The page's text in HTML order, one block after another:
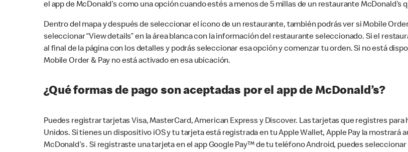
el app de McDonald’s como una opción cuando estés a menos de 5 millas de un restaurante McDonald’s
Dentro del mapa y después de seleccionar el ícono de un restaurante, también podrás ver si Mobile
seleccionar “View details” en la área blanca con la información del restaurante seleccionado. Si el
al final de la página con los detalles y podrás seleccionar esa opción y comenzar tu orden. Si no está
Mobile Order & Pay no está activado en esa ubicación.
¿Qué formas de pago son aceptadas por el app de McDonald’s?
Puedes registrar tarjetas Visa, MasterCard, American Express y Discover. Las tarjetas que registres
Unidos. Si tienes un dispositivo iOS y tu tarjeta está registrada en tu Apple Wallet, Apple Pay la
McDonald’s . Si registraste una tarjeta en el app Google Pay™ de tu teléfono Android, puedes